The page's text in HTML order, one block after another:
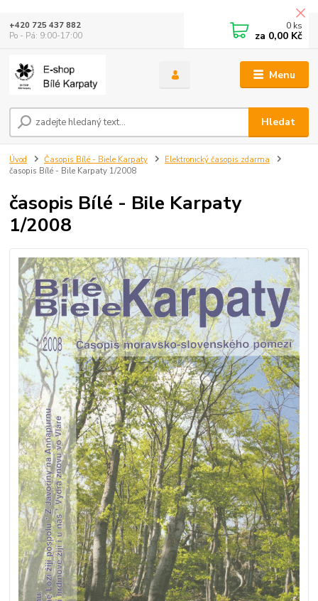
Menu
Hledat
+420 725 437 882
Po - Pá: 9:00-17:00
0 ks
za 0,00 Kč
Úvod Časopis Bílé - Biele Karpaty
Elektronický časopis zdarma
časopis Bílé - Bile Karpaty 1/2008
časopis Bílé - Bile Karpaty
1/2008